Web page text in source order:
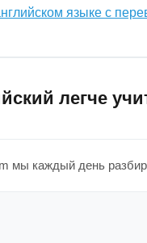
языке с
легче
мы каждый день